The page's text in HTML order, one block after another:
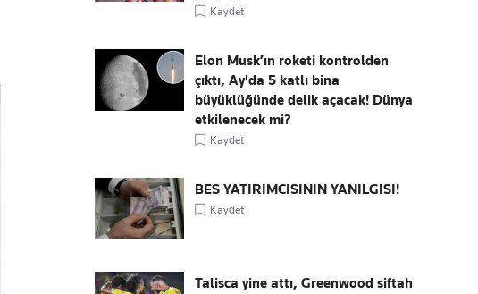
Kaydet
Elon Musk’ın roketi kontrolden
çıktı, Ay'da 5 katlı bina
büyüklüğünde delik açacak! Dünya
etkilenecek mi?
Kaydet
BES YATIRIMCISININ YANILGISI!
Kaydet
Talisca yine attı, Greenwood siftah